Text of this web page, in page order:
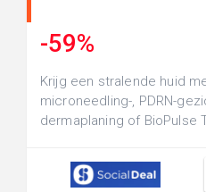
-59%
Krijg een stralende huid
microneedling-, PDRN-
dermaplaning of BioPulse